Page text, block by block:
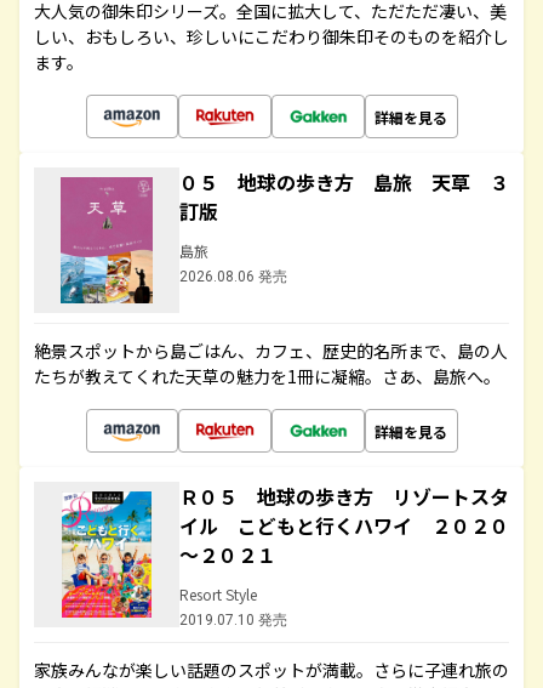
大人気の御朱印シリーズ。全国に拡大して、ただただ凄い、美
しい、おもしろい、珍しいにこだわり御朱印そのものを紹介し
ます。
詳細を見る
０５ 地球の歩き方 島旅 天草 ３
訂版
島旅
2026.08.06 発売
絶景スポットから島ごはん、カフェ、歴史的名所まで、島の人
たちが教えてくれた天草の魅力を1冊に凝縮。さあ、島旅へ。
詳細を見る
Ｒ０５ 地球の歩き方 リゾートスタ
イル こどもと行くハワイ ２０２０
～２０２１
Resort Style
2019.07.10 発売
家族みんなが楽しい話題のスポットが満載。さらに子連れ旅の